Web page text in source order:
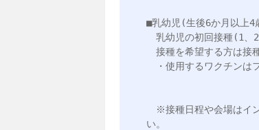
■乳幼児(生後6か月以上4
乳幼児の初回接種(1、2
接種を希望する方は接
・使用するワクチンは
※接種日程や会場はイン
い。